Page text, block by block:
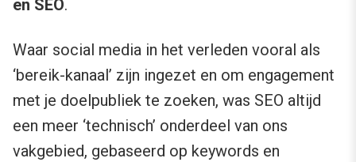
en SEO.
Waar social media in het verleden vooral als
‘bereik-kanaal’ zijn ingezet en om engagement
met je doelpubliek te zoeken, was SEO altijd
een meer ‘technisch’ onderdeel van ons
vakgebied, gebaseerd op keywords en